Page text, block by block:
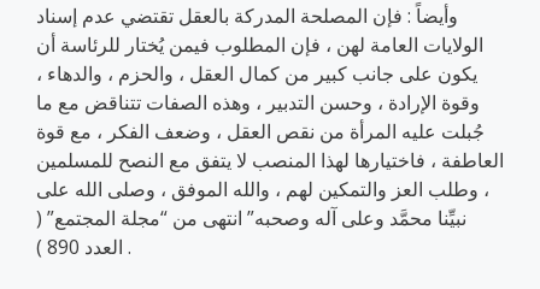
وأيضاً : فإن المصلحة المدركة بالعقل تقتضي عدم إسناد
الولايات العامة لهن ، فإن المطلوب فيمن يُختار للرئاسة أن
يكون على جانب كبير من كمال العقل ، والحزم ، والدهاء ،
وقوة الإرادة ، وحسن التدبير ، وهذه الصفات تتناقض مع ما
جُبلت عليه المرأة من نقص العقل ، وضعف الفكر ، مع قوة
العاطفة ، فاختيارها لهذا المنصب لا يتفق مع النصح للمسلمين
، وطلب العز والتمكين لهم ، والله الموفق ، وصلى الله على
نبيِّنا محمَّد وعلى آله وصحبه” انتهى من “مجلة المجتمع” (
العدد 890 ) .